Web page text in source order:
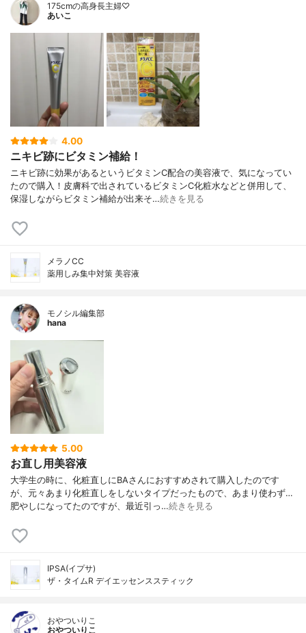
175cmの高身長主婦♡
あいこ
4.00
ニキビ跡にビタミン補給！
ニキビ跡に効果があるというビタミンC配合の美容液で、気になってい
たので購入！皮膚科で出されているビタミンC化粧水などと併用して、
保湿しながらビタミン補給が出来そ…続きを見る
メラノCC
薬用しみ集中対策 美容液
モノシル編集部
hana
5.00
お直し用美容液
大学生の時に、化粧直しにBAさんにおすすめされて購入したのです
が、元々あまり化粧直しをしないタイプだったもので、あまり使わず…
肥やしになってたのですが、最近引っ…続きを見る
IPSA(イプサ)
ザ・タイムR デイエッセンススティック
おやついりこ
おやついりこ